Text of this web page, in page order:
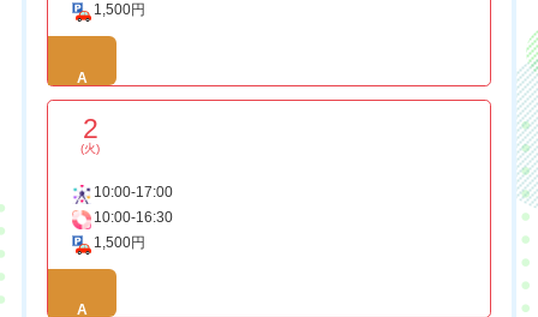
1,500円
A
2
(火)
10:00-17:00
10:00-16:30
1,500円
A